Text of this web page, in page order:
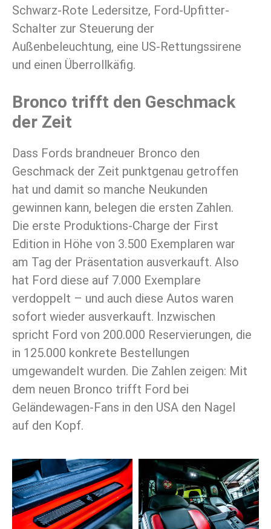
Schwarz-Rote Ledersitze, Ford-Upfitter-
Schalter zur Steuerung der
Außenbeleuchtung, eine US-Rettungssirene
und einen Überrollkäfig.
Bronco trifft den Geschmack
der Zeit
Dass Fords brandneuer Bronco den
Geschmack der Zeit punktgenau getroffen
hat und damit so manche Neukunden
gewinnen kann, belegen die ersten Zahlen.
Die erste Produktions-Charge der First
Edition in Höhe von 3.500 Exemplaren war
am Tag der Präsentation ausverkauft. Also
hat Ford diese auf 7.000 Exemplare
verdoppelt – und auch diese Autos waren
sofort wieder ausverkauft. Inzwischen
spricht Ford von 200.000 Reservierungen, die
in 125.000 konkrete Bestellungen
umgewandelt wurden. Die Zahlen zeigen: Mit
dem neuen Bronco trifft Ford bei
Geländewagen-Fans in den USA den Nagel
auf den Kopf.